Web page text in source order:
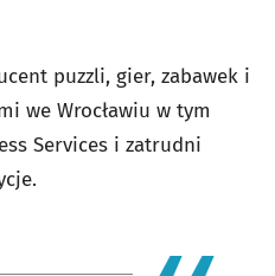
puzzli, gier, zabawek i
we Wrocławiu w tym
Services i zatrudni